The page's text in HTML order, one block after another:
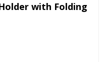
with Folding